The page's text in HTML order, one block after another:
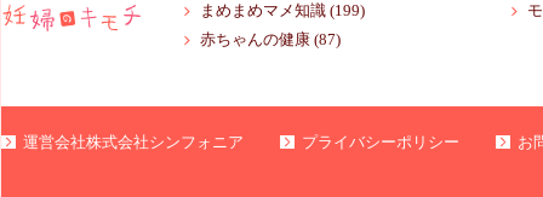
まめまめマメ知識 (199)
赤ちゃんの健康 (87)
運営会社株式会社シンフォニア プライバシーポリシー お